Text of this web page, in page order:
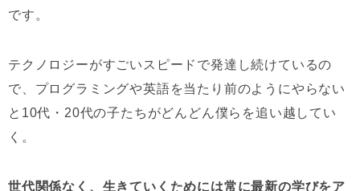
です。
テクノロジーがすごいスピードで発達し続けているの
で、プログラミングや英語を当たり前のようにやらない
と10代・20代の子たちがどんどん僕らを追い越してい
く。
世代関係なく、生きていくためには常に最新の学びをア